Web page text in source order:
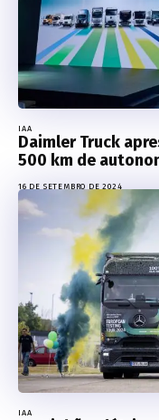
IAA
Daimler Truck
500 km de
16 DE SETEMBRO DE 2024
IAA